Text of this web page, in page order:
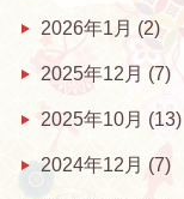
2026年1月 (2)
2025年12月 (7)
2025年10月 (13)
2024年12月 (7)